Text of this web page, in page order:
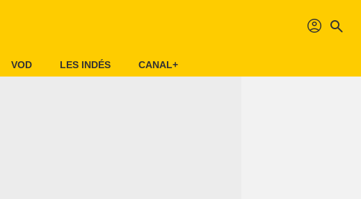
profil search
VOD LES INDÉS CANAL+